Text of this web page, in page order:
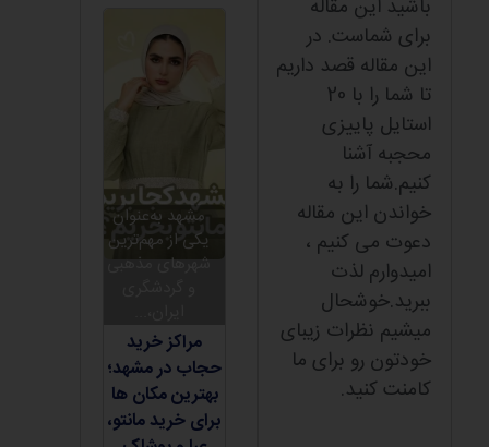
باشید این مقاله
برای شماست. در
این مقاله قصد داریم
تا شما را با 20
استایل پاییزی
محجبه آشنا
کنیم.شما را به
خواندن این مقاله
دعوت می کنیم ،
امیدوارم لذت
ببرید.خوشحال
میشیم نظرات زیبای
خودتون رو برای ما
کامنت کنید.
مشهد به‌عنوان
یکی از مهم‌ترین
شهرهای مذهبی
مراکز خرید
حجاب در مشهد؛
بهترین مکان ها
برای خرید مانتو،